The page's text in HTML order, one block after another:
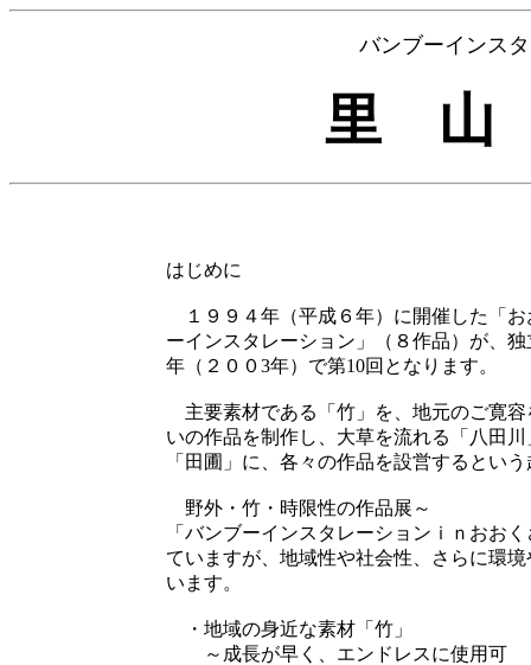
バンブーインス
里
はじめに
１９９４年（平成６年）に開催した「
ーインスタレーション」（８作品）が、
年（２００3年）で第10回となります。
主要素材である「竹」を、地元のご寛
いの作品を制作し、大草を流れる「八田
「田圃」に、各々の作品を設営するとい
野外・竹・時限性の作品展～
「バンブーインスタレーションｉｎおお
ていますが、地域性や社会性、さらに環
います。
・地域の身近な素材「竹」
～成長が早く、エンドレスに使用可